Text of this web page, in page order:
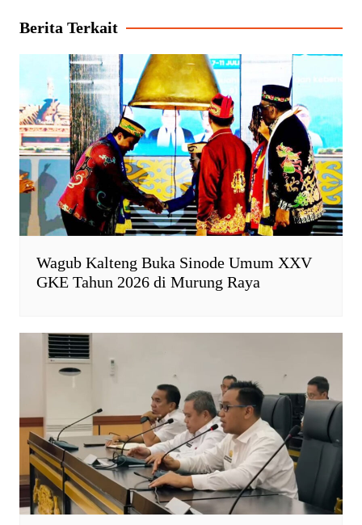
p
p
o
k
r
i
e
n
d
l
y
k
Berita Terkait
Wagub Kalteng Buka Sinode Umum XXV
GKE Tahun 2026 di Murung Raya